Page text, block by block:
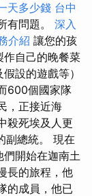
天多少錢 台中
有問題。 深入
介紹 讓您的孩
作自己的晚餐菜
設的遊戲等）
600個國家隊
，正接近海
殺死埃及人更
副總統。 現在
們開始在迦南土
長的旅程，他
的成員，他已